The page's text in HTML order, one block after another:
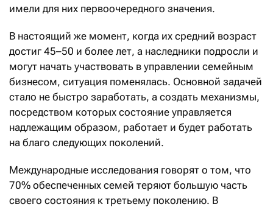
имели для них первоочередного значения.
В настоящий же момент, когда их средний возраст
достиг 45–50 и более лет, а наследники подросли и
могут начать участвовать в управлении семейным
бизнесом, ситуация поменялась. Основной задачей
стало не быстро заработать, а создать механизмы,
посредством которых состояние управляется
надлежащим образом, работает и будет работать
на благо следующих поколений.
Международные исследования говорят о том, что
70% обеспеченных семей теряют большую часть
своего состояния к третьему поколению. В